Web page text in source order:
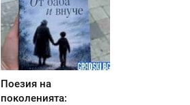
Поезия на
поколенията: